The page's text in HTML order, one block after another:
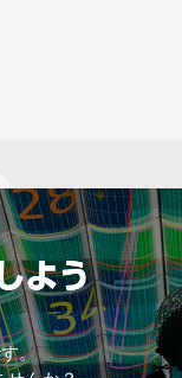
。